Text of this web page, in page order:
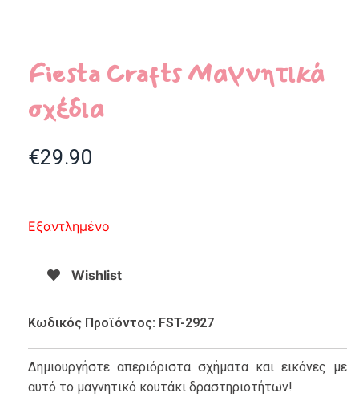
Fiesta Crafts Μαγνητικά
σχέδια
€29.90
Εξαντλημένο
Wishlist
Κωδικός Προϊόντος: FST-2927
Δημιουργήστε απεριόριστα σχήματα και εικόνες με
αυτό το μαγνητικό κουτάκι δραστηριοτήτων!